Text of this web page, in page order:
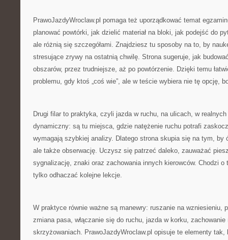
PrawoJazdyWroclaw.pl pomaga też uporządkować temat
planować powtórki, jak dzielić materiał na bloki, jak podejść do
ale różnią się szczegółami. Znajdziesz tu sposoby na to, by
stresujące zrywy na ostatnią chwilę. Strona sugeruje, jak
obszarów, przez trudniejsze, aż po powtórzenie. Dzięki temu
problemu, gdy ktoś „coś wie”, ale w teście wybiera nie tę opcję,
Drugi filar to praktyka, czyli jazda w ruchu, na ulicach, w realnych
dynamiczny: są tu miejsca, gdzie natężenie ruchu potrafi
wymagają szybkiej analizy. Dlatego strona skupia się na tym, by
ale także obserwację. Uczysz się patrzeć daleko, zauważać
sygnalizację, znaki oraz zachowania innych kierowców. Chodzi o
tylko odhaczać kolejne lekcje.
W praktyce równie ważne są manewry: ruszanie na wzniesieniu,
zmiana pasa, włączanie się do ruchu, jazda w korku, zachowanie
skrzyżowaniach. PrawoJazdyWroclaw.pl opisuje te elementy tak,